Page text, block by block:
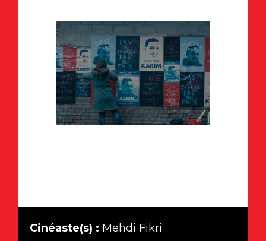
Cinéaste(s) : Mehdi Fikri